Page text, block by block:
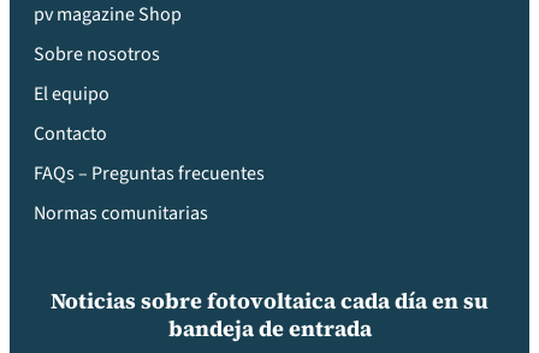
pv magazine Shop
Sobre nosotros
El equipo
Contacto
FAQs – Preguntas frecuentes
Normas comunitarias
Noticias sobre fotovoltaica cada día en su
bandeja de entrada